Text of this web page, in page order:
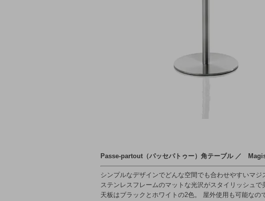
Passe-partout（パッセパトゥー）角テーブル ／
シンプルなデザインでどんな空間でも合わせやすいマ
ステンレスフレームのマットな光沢がスタイリッシュで
天板はブラックとホワイトの2色。 屋外使用も可能なの